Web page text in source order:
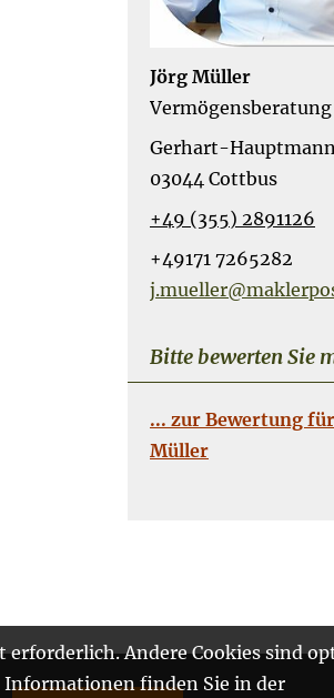
Jörg Müller
Gerhart-
03044 Cottbus
+49 (355) 2891126
+49171 7265282
Bitte bewerten Sie
... zur Bewertung
Müller
erforderlich. Andere Cookies sind
finden Sie in der